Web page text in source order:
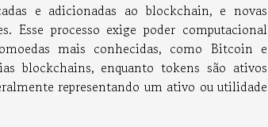
e adicionadas ao blockchain, e novas
Esse processo exige poder computacional
mais conhecidas, como Bitcoin e
blockchains, enquanto tokens são ativos
representando um ativo ou utilidade